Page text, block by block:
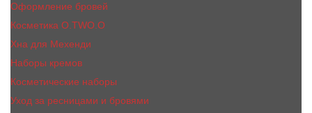
Оформление бровей
Косметика O.TWO.O
Хна для Мехенди
Наборы кремов
Косметические наборы
Уход за ресницами и бровями